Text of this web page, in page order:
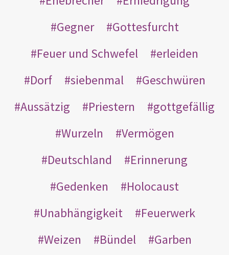
Gegner
Gottesfurcht
Feuer und Schwefel
erleiden
Dorf
siebenmal
Geschwüren
Aussätzig
Priestern
gottgefällig
Wurzeln
Vermögen
Deutschland
Erinnerung
Gedenken
Holocaust
Unabhängigkeit
Feuerwerk
Weizen
Bündel
Garben